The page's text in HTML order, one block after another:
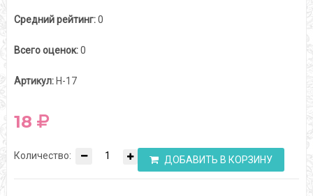
Средний рейтинг:0
Всего оценок:0
Артикул: Н-17
18
Количество: ДОБАВИТЬ В КОРЗИНУ